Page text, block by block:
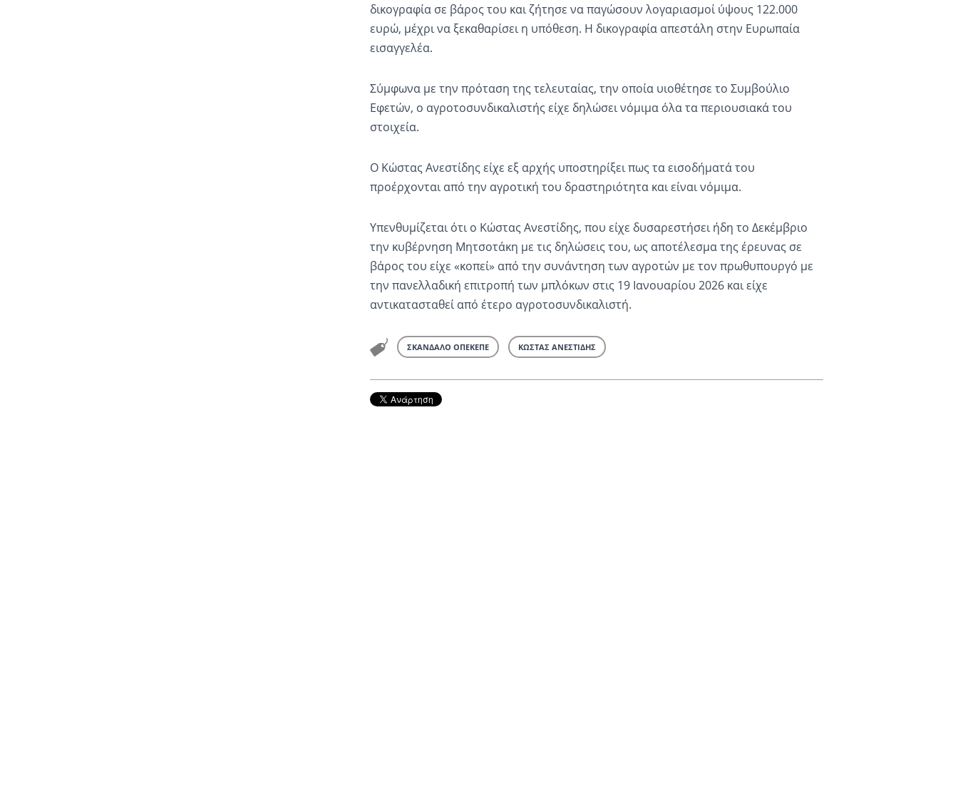
δικογραφία σε βάρος του και ζήτησε να παγώσουν λογαριασμοί ύψους 122.000
ευρώ, μέχρι να ξεκαθαρίσει η υπόθεση. Η δικογραφία απεστάλη στην Ευρωπαία
εισαγγελέα.
Σύμφωνα με την πρόταση της τελευταίας, την οποία υιοθέτησε το Συμβούλιο
Εφετών, ο αγροτοσυνδικαλιστής είχε δηλώσει νόμιμα όλα τα περιουσιακά του
στοιχεία.
Ο Κώστας Ανεστίδης είχε εξ αρχής υποστηρίξει πως τα εισοδήματά του
προέρχονται από την αγροτική του δραστηριότητα και είναι νόμιμα.
Υπενθυμίζεται ότι ο Κώστας Ανεστίδης, που είχε δυσαρεστήσει ήδη το Δεκέμβριο
την κυβέρνηση Μητσοτάκη με τις δηλώσεις του, ως αποτέλεσμα της έρευνας σε
βάρος του είχε «κοπεί» από την συνάντηση των αγροτών με τον πρωθυπουργό με
την πανελλαδική επιτροπή των μπλόκων στις 19 Ιανουαρίου 2026 και είχε
αντικατασταθεί από έτερο αγροτοσυνδικαλιστή.
ΣΚΑΝΔΑΛΟ ΟΠΕΚΕΠΕ ΚΩΣΤΑΣ ΑΝΕΣΤΙΔΗΣ